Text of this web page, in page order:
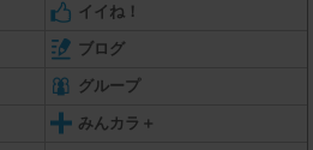
イイね！
ブログ
グループ
みんカラ＋